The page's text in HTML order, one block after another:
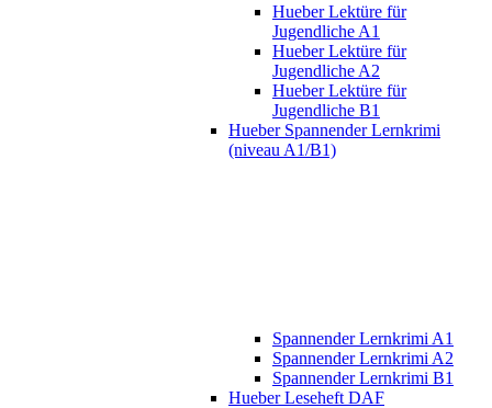
Hueber Lektüre für
Jugendliche A1
Hueber Lektüre für
Jugendliche A2
Hueber Lektüre für
Jugendliche B1
Hueber Spannender Lernkrimi
(niveau A1/B1)
Spannender Lernkrimi A1
Spannender Lernkrimi A2
Spannender Lernkrimi B1
Hueber Leseheft DAF